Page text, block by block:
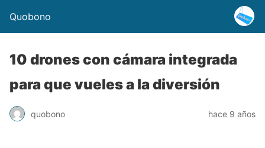
Quobono
10 drones con cámara integrada
para que vueles a la diversión
quobono hace 9 años